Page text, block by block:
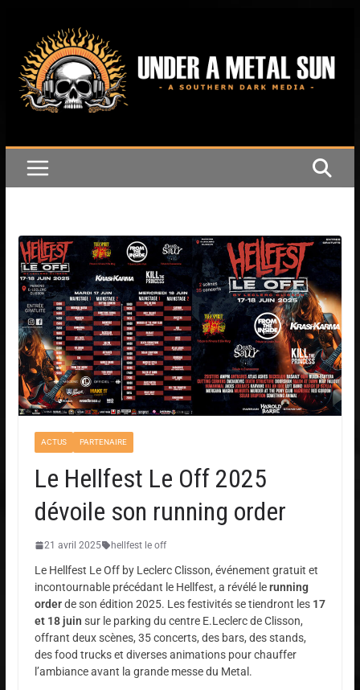
ACTUS PARTENAIRE
Le Hellfest Le Off 2025
dévoile son running order
21 avril 2025 hellfest le off
Le Hellfest Le Off by Leclerc Clisson, événement gratuit et
incontournable précédant le Hellfest, a révélé lerunning
orderde son édition 2025. Les festivités se tiendront les 17
et 18 juin sur le parking du centre E.Leclerc de Clisson,
offrant deux scènes, 35 concerts, des bars, des stands,
des food trucks et diverses animations pour chauffer
l’ambiance avant la grande messe du Metal.